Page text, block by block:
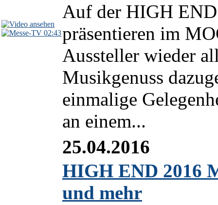
02:43
Auf der HIGH
präsentieren im
Aussteller wieder
Musikgenuss
einmalige
an einem...
25.04.2016
HIGH END 2016
und mehr